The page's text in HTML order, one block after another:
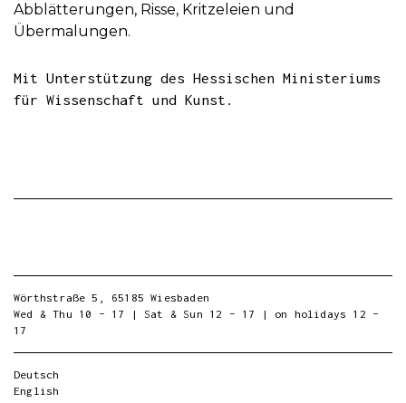
Abblätterungen, Risse, Kritzeleien und
Übermalungen.
Mit Unterstützung des Hessischen Ministeriums
für Wissenschaft und Kunst.
Wörthstraße 5, 65185 Wiesbaden
Wed & Thu 10 – 17 | Sat & Sun 12 – 17 | on holidays 12 –
17
Deutsch
English